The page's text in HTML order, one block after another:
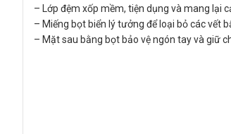
– Lớp đệm xốp mềm, tiện dụng và mang lại
– Miếng bọt biển lý tưởng để loại bỏ các vết
– Mặt sau bằng bọt bảo vệ ngón tay và giữ